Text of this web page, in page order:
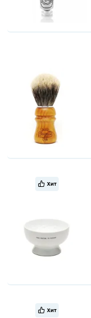
Хит
Хит